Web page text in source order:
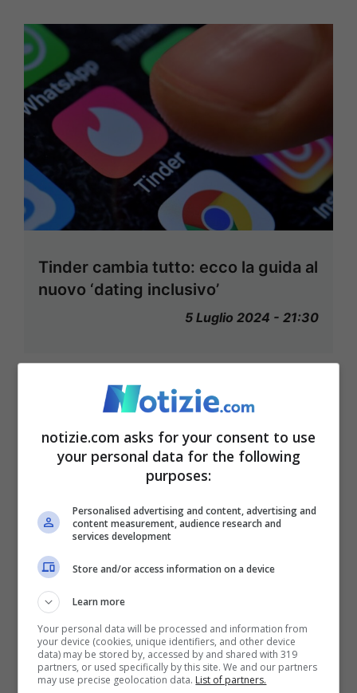
Tinder cambia tutto: ecco la guida al
nuovo ‘dating inclusivo’
5 Luglio 2024 - 21:30
Svolta nel gaming: la Xbox sbarca
su Amazon Fire TV
1 Luglio 2024 - 21:30
notizie.com asks for your consent to use
your personal data for the following
purposes:
Personalised advertising and content, advertising and
content measurement, audience research and
services development
Store and/or access information on a device
Learn more
Your personal data will be processed and information from
your device (cookies, unique identifiers, and other device
data) may be stored by, accessed by and shared with 319
partners, or used specifically by this site. We and our partners
may use precise geolocation data. List of partners.